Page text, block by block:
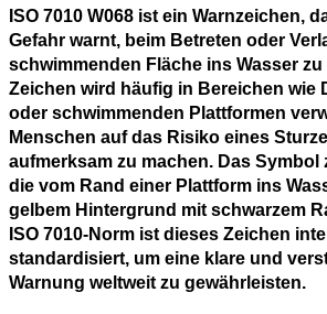
ISO 7010 W068 ist ein Warnzeichen,
Gefahr warnt, beim Betreten oder
schwimmenden Fläche ins Wasser
Zeichen wird häufig in Bereichen wie
oder schwimmenden Plattformen
Menschen auf das Risiko eines
aufmerksam zu machen. Das Symbol
die vom Rand einer Plattform ins
gelbem Hintergrund mit schwarzem
ISO 7010-Norm ist dieses Zeichen
standardisiert, um eine klare und
Warnung weltweit zu gewährleisten.